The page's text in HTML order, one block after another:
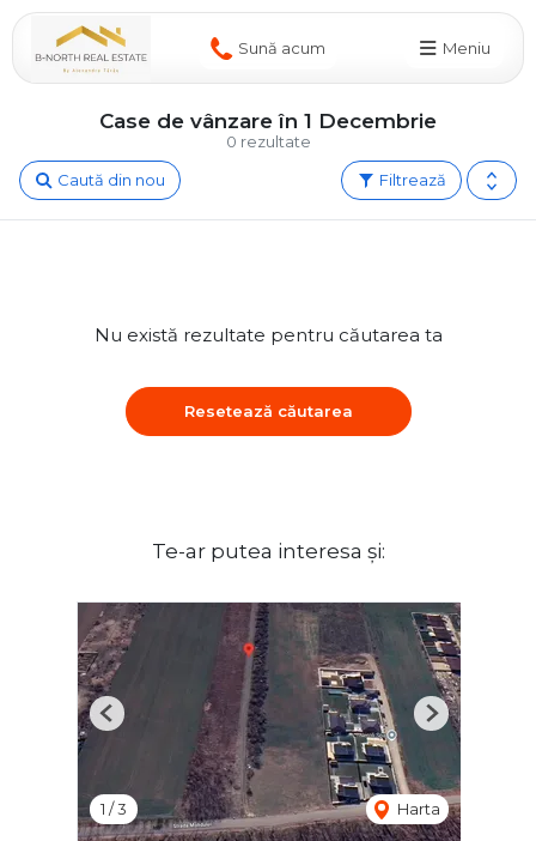
Sună acum Meniu
0 rezultate
Case de vânzare în 1 Decembrie
Filtrează
Caută din nou
Nu există rezultate pentru căutarea ta
Resetează căutarea
Te-ar putea interesa și:
1 /3 Harta
Previous Next